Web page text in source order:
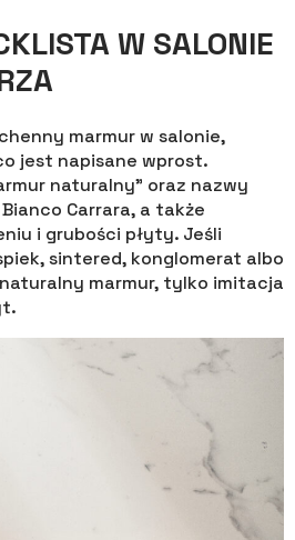
W SALONIE
marmur w salonie,
jest napisane wprost.
naturalny” oraz nazwy
Carrara, a także
i grubości płyty. Jeśli
sintered, konglomerat albo
marmur, tylko imitacja